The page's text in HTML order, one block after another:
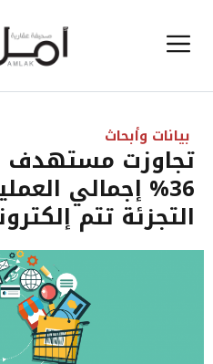
إلى القائمة
بيانات وأبحاث
36% إجمالي
التجزئة تتم